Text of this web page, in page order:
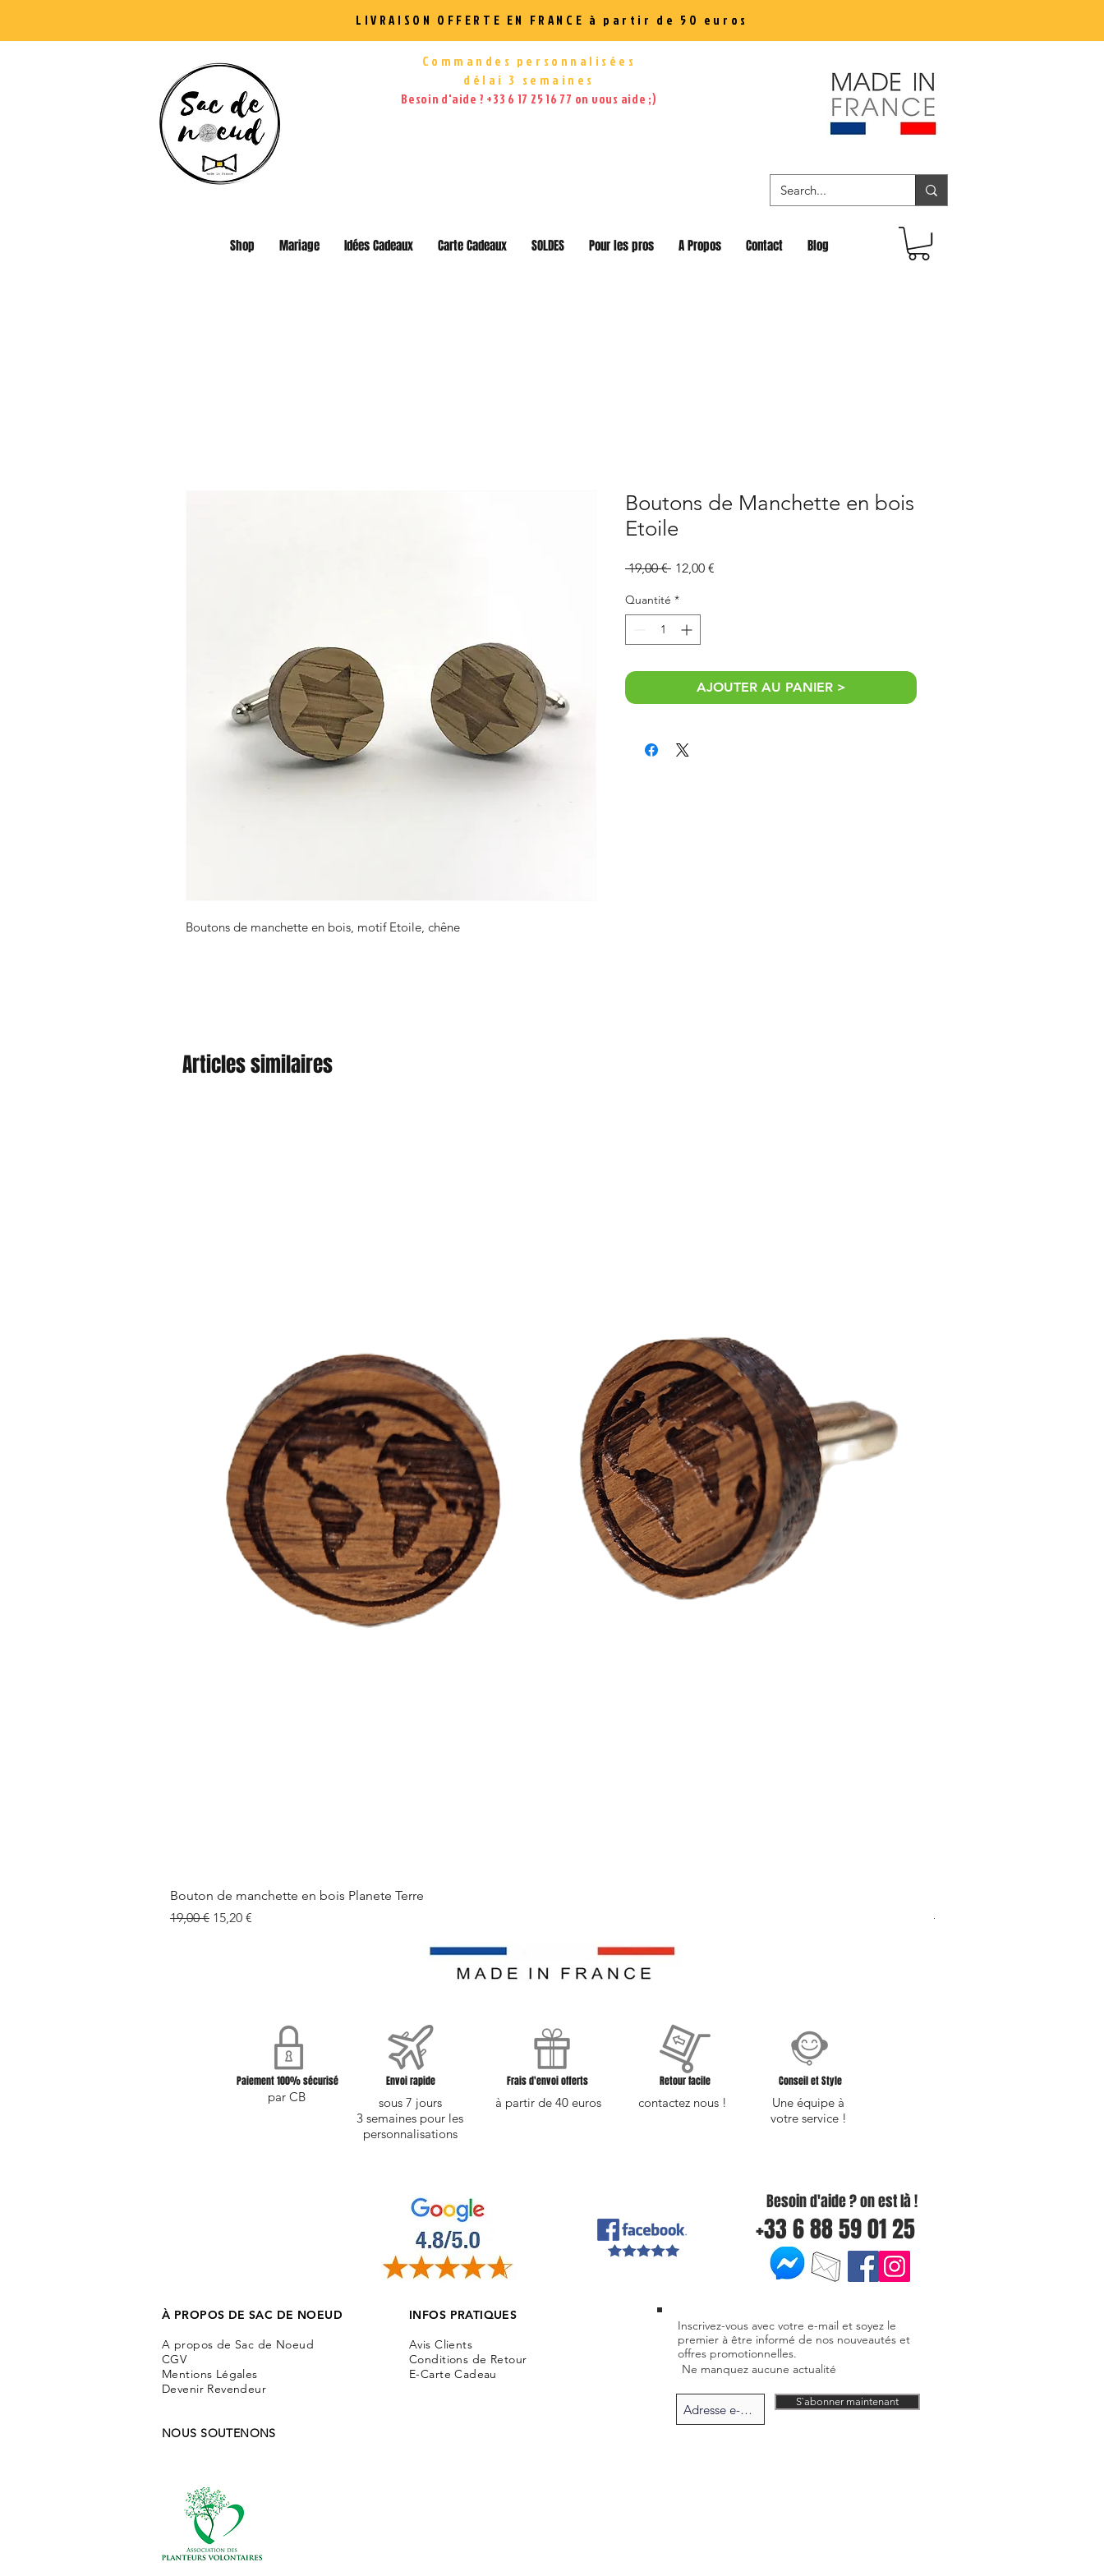
LIVRAISON OFFERTE EN FRANCE à partir de 50 euros
Commandes personnalisées
délai 3 semaines
Besoin d'aide ? +33 6 17 25 16 77 on vous aide ;)
Shop Mariage Idées Cadeaux Carte Cadeaux SOLDES Pour les pros A Propos Contact Blog
Boutons de manchette en bois, motif Etoile, chêne
Boutons de Manchette en bois
Etoile
19,00 € Prix
12,00 €
Quantité *
AJOUTER AU PANIER >
Articles similaires
Bouton de manchette en bois Planete Terre
Prix original
19,00 € Prix promotionnel
15,20 €
Prix original
19,00 €
Paiement 100% sécurisé
par CB
Envoi rapide
sous 7 jours
3 semaines pour les
personnalisations
Frais d'envoi offerts
à partir de 40 euros
Retour facile
contactez nous !
Conseil et Style
Une équipe à
votre service !
Besoin d'aide ? on est là !
+33 6 88 59 01 25
À PROPOS DE SAC DE NOEUD
A propos de Sac de Noeud
CGV
Mentions Légales
Devenir Revendeur
NOUS SOUTENONS
INFOS PRATIQUES
Avis Clients
Conditions de Retour
E-Carte Cadeau
Inscrivez-vous avec votre e-mail et soyez le
premier à être informé de nos nouveautés et
offres promotionnelles.
Ne manquez aucune actualité
S`abonner maintenant